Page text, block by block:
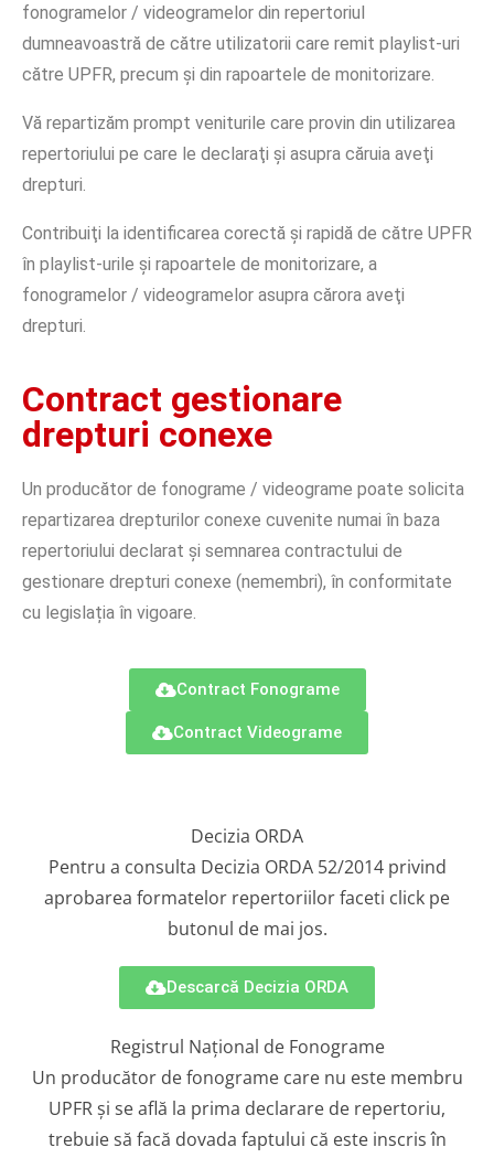
fonogramelor / videogramelor din repertoriul
dumneavoastră de către utilizatorii care remit playlist-uri
către UPFR, precum și din rapoartele de monitorizare.
Vă repartizăm prompt veniturile care provin din utilizarea
repertoriului pe care le declaraţi şi asupra căruia aveţi
drepturi.
Contribuiţi la identificarea corectă şi rapidă de către UPFR
în playlist-urile și rapoartele de monitorizare, a
fonogramelor / videogramelor asupra cărora aveţi
drepturi.
Contract gestionare
drepturi conexe
Un producător de fonograme / videograme poate solicita
repartizarea drepturilor conexe cuvenite numai în baza
repertoriului declarat și semnarea contractului de
gestionare drepturi conexe (nemembri), în conformitate
cu legislația în vigoare.
Contract Fonograme
Contract Videograme
Decizia ORDA
Pentru a consulta Decizia ORDA 52/2014 privind
aprobarea formatelor repertoriilor faceti click pe
butonul de mai jos.
Descarcă Decizia ORDA
Registrul Național de Fonograme
Un producător de fonograme care nu este membru
UPFR și se află la prima declarare de repertoriu,
trebuie să facă dovada faptului că este inscris în